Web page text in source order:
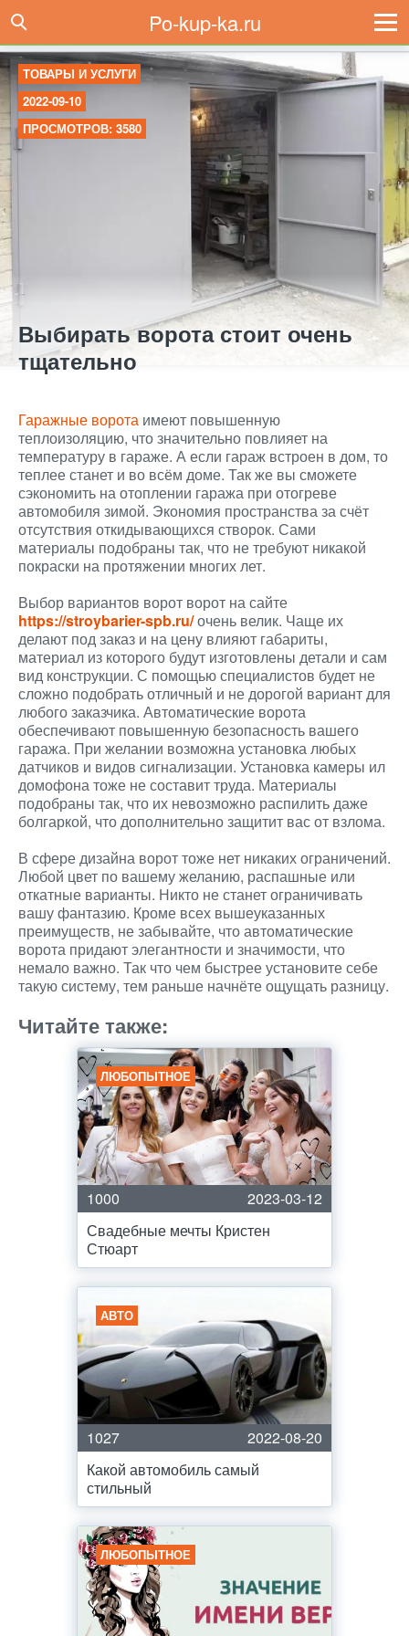
Po-kup-ka.ru
ТОВАРЫ И УСЛУГИ
2022-09-10
ПРОСМОТРОВ: 3580
Выбирать ворота стоит очень
тщательно
Гаражные ворота имеют повышенную
теплоизоляцию, что значительно повлияет на
температуру в гараже. А если гараж встроен в дом, то
теплее станет и во всём доме. Так же вы сможете
сэкономить на отоплении гаража при отогреве
автомобиля зимой. Экономия пространства за счёт
отсутствия откидывающихся створок. Сами
материалы подобраны так, что не требуют никакой
покраски на протяжении многих лет.
Выбор вариантов ворот ворот на сайте
https://stroybarier-spb.ru/очень велик. Чаще их
делают под заказ и на цену влияют габариты,
материал из которого будут изготовлены детали и сам
вид конструкции. С помощью специалистов будет не
сложно подобрать отличный и не дорогой вариант для
любого заказчика. Автоматические ворота
обеспечивают повышенную безопасность вашего
гаража. При желании возможна установка любых
датчиков и видов сигнализации. Установка камеры ил
домофона тоже не составит труда. Материалы
подобраны так, что их невозможно распилить даже
болгаркой, что дополнительно защитит вас от взлома.
В сфере дизайна ворот тоже нет никаких ограничений.
Любой цвет по вашему желанию, распашные или
откатные варианты. Никто не станет ограничивать
вашу фантазию. Кроме всех вышеуказанных
преимуществ, не забывайте, что автоматические
ворота придают элегантности и значимости, что
немало важно. Так что чем быстрее установите себе
такую систему, тем раньше начнёте ощущать разницу.
Читайте также:
ЛЮБОПЫТНОЕ
1000
2023-03-12
Свадебные мечты Кристен
Стюарт
АВТО
1027
2022-08-20
Какой автомобиль самый
стильный
ЛЮБОПЫТНОЕ